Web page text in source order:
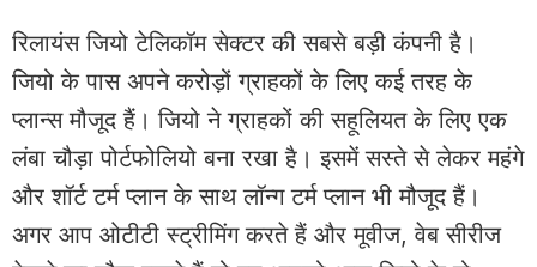
रिलायंस जियो टेलिकॉम सेक्टर की सबसे बड़ी कंपनी है।
जियो के पास अपने करोड़ों ग्राहकों के लिए कई तरह के
प्लान्स मौजूद हैं। जियो ने ग्राहकों की सहूलियत के लिए एक
लंबा चौड़ा पोर्टफोलियो बना रखा है। इसमें सस्ते से लेकर महंगे
और शॉर्ट टर्म प्लान के साथ लॉन्ग टर्म प्लान भी मौजूद हैं।
अगर आप ओटीटी स्ट्रीमिंग करते हैं और मूवीज, वेब सीरीज